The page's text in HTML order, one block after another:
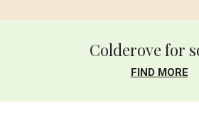
Colderove for
FIND MORE